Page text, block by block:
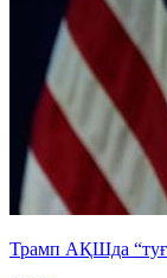
Трамп АҚШда